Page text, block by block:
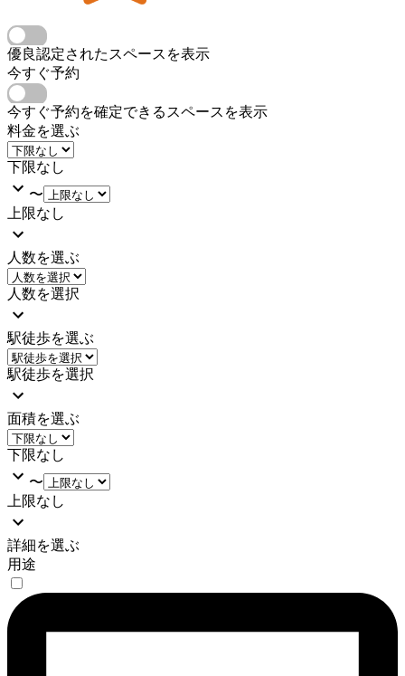
優良認定されたスペースを表示
今すぐ予約
今すぐ予約を確定できるスペースを表示
料金を選ぶ
下限なし
〜
上限なし
人数を選ぶ
人数を選択
駅徒歩を選ぶ
駅徒歩を選択
面積を選ぶ
下限なし
〜
上限なし
詳細を選ぶ
用途